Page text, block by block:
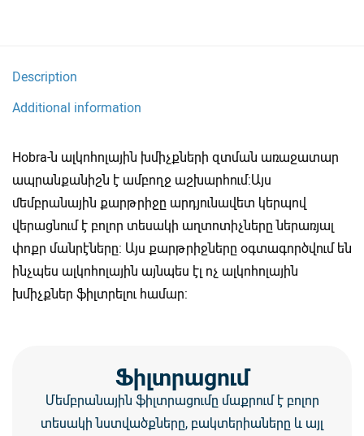
Description
Additional information
Hobra-ն ալկոհոլային խմիչքների զտման առաջատար
ապրանքանիշն է ամբողջ աշխարհում:Այս
մեմբրանային քարթրիջը արդյունավետ կերպով
վերացնում է բոլոր տեսակի աղտոտիչները ներառյալ
փոքր մանրէները: Այս քարթրիջները օգտագործվում են
ինչպես ալկոհոլային այնպես էլ ոչ ալկոհոլային
խմիչքներ ֆիլտրելու համար:
Ֆիլտրացում
Մեմբրանային ֆիլտրացումը մաքրում է բոլոր
տեսակի նստվածքները, բակտերիաները և այլ